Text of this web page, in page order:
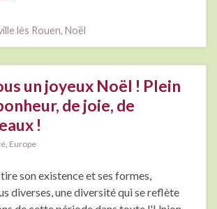
lès Rouen, Noël
un joyeux Noël ! Plein
de joie, de
!
Europe
son existence et ses formes,
diverses, une diversité qui se reflète